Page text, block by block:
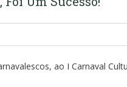
ao I Carnaval